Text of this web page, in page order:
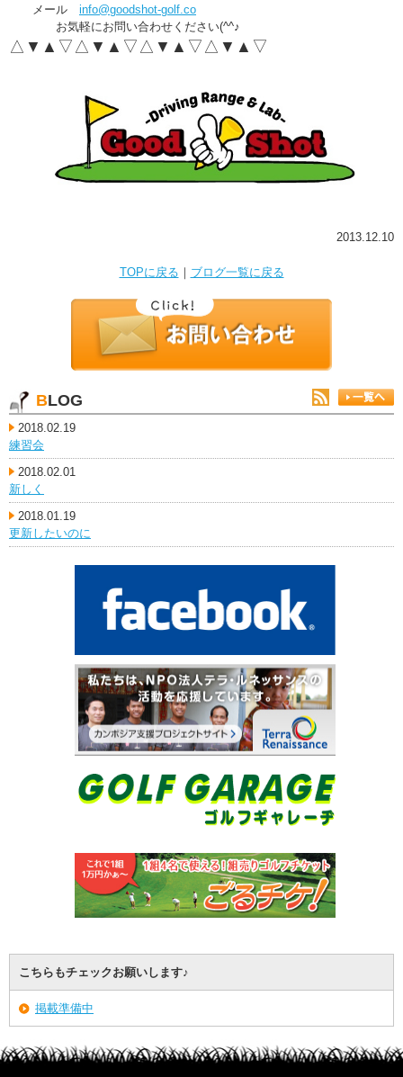
メール info@goodshot-golf.co
お気軽にお問い合わせください(^^♪
△▼▲▽△▼▲▽△▼▲▽△▼▲▽
2013.12.10
TOPに戻る ｜ ブログ一覧に戻る
BLOG
2018.02.19
練習会
2018.02.01
新しく
2018.01.19
更新したいのに
こちらもチェックお願いします♪
掲載準備中